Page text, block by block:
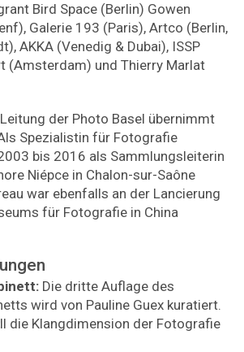
Bird Space (Berlin) Gowen
Galerie 193 (Paris), Artco (Berlin,
AKKA (Venedig & Dubai), ISSP
(Amsterdam) und Thierry Marlat
der Photo Basel übernimmt
Spezialistin für Fotografie
bis 2016 als Sammlungsleiterin
Niépce in Chalon-sur-Saône
war ebenfalls an der Lancierung
für Fotografie in China
Die dritte Auflage des
wird von Pauline Guex kuratiert.
die Klangdimension der Fotografie